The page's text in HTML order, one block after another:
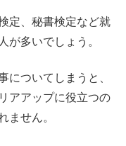
定、秘書検定など就
が多いでしょう。
についてしまうと、
アアップに役立つの
ません。